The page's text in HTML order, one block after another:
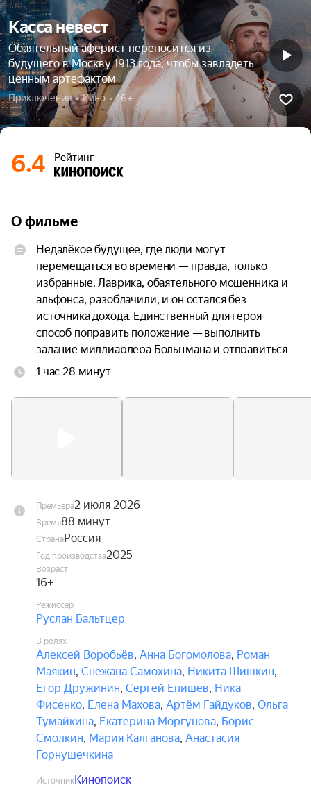
Касса невест
Обаятельный аферист переносится из
будущего в Москву 1913 года, чтобы завладеть
ценным артефактом
Приключения  •  Кино  •  16+
6.4 Рейтинг
О фильме
Недалёкое будущее, где люди могут
перемещаться во времени — правда, только
избранные. Лаврика, обаятельного мошенника и
альфонса, разоблачили, и он остался без
источника дохода. Единственный для героя
способ поправить положение — выполнить
задание миллиардера Больцмана и отправиться
в прошлое за кубком Гименея. Лаврик
охоту за артефактом, который находится в Кассе
Лаврик придумывает план, как перехитрить
Варю и с её помощью провернуть аферу.
1 час 28 минут
Премьера2 июля 2026
Время88 минут
СтранаРоссия
Год производства2025
Возраст
16+
Режиссёр
Руслан Бальтцер
В ролях
Алексей Воробьёв, Анна Богомолова, Роман
Маякин, Снежана Самохина, Никита Шишкин,
Егор Дружинин, Сергей Епишев, Ника
Фисенко, Елена Махова, Артём Гайдуков, Ольга
Тумайкина, Екатерина Моргунова, Борис
Смолкин, Мария Калганова, Анастасия
Горнушечкина
ИсточникКинопоиск